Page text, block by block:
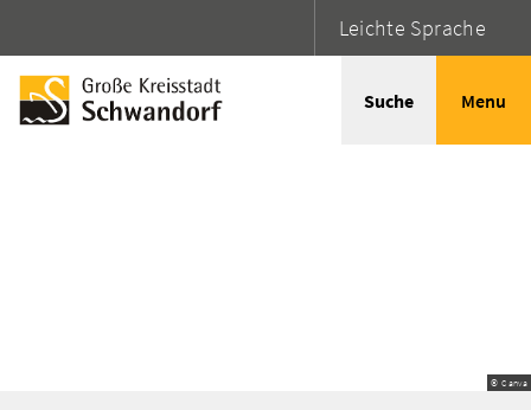
Leichte Sprache
Suche Menu
© Canva